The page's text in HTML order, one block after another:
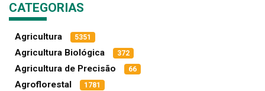
CATEGORIAS
Agricultura 5351
Agricultura Biológica 372
Agricultura de Precisão 66
Agroflorestal 1781